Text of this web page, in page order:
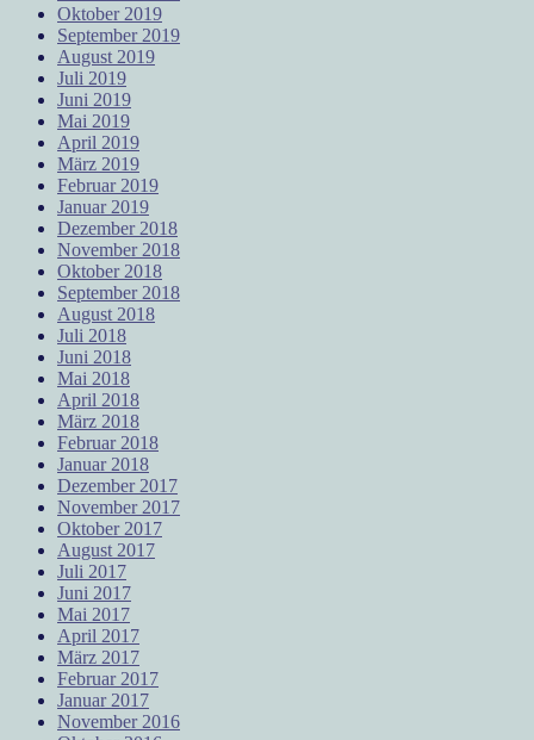
Oktober 2019
September 2019
August 2019
Juli 2019
Juni 2019
Mai 2019
April 2019
März 2019
Februar 2019
Januar 2019
Dezember 2018
November 2018
Oktober 2018
September 2018
August 2018
Juli 2018
Juni 2018
Mai 2018
April 2018
März 2018
Februar 2018
Januar 2018
Dezember 2017
November 2017
Oktober 2017
August 2017
Juli 2017
Juni 2017
Mai 2017
April 2017
März 2017
Februar 2017
Januar 2017
November 2016